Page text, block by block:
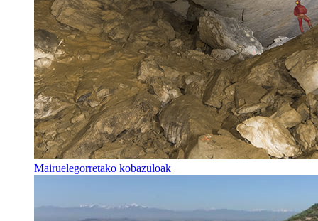
Mairuelegorretako kobazuloak